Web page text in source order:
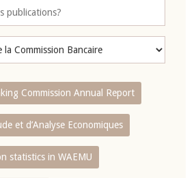
Commission Annual Report
et d’Analyse Economiques
statistics in WAEMU